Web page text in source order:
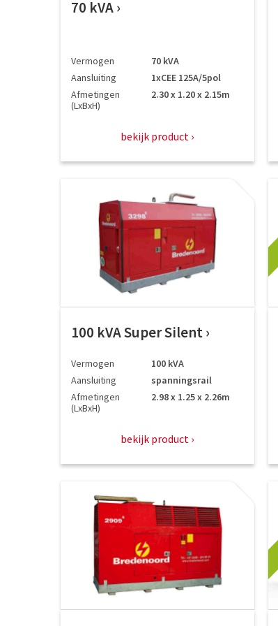
70 kVA
Vermogen
70 kVA
Aansluiting
1xCEE 125A/5pol
Afmetingen
(LxBxH)
2.30 x 1.20 x 2.15m
bekijk product
100 kVA Super Silent
Vermogen
100 kVA
Aansluiting
spanningsrail
Afmetingen
(LxBxH)
2.98 x 1.25 x 2.26m
bekijk product